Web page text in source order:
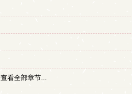
查看全部章节...